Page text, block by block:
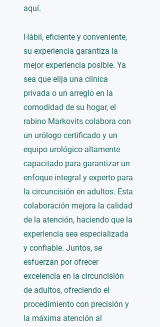
aquí.
Hábil, eficiente y conveniente,
su experiencia garantiza la
mejor experiencia posible. Ya
sea que elija una clínica
privada o un arreglo en la
comodidad de su hogar, el
rabino Markovits colabora con
un urólogo certificado y un
equipo urológico altamente
capacitado para garantizar un
enfoque integral y experto para
la circuncisión en adultos. Esta
colaboración mejora la calidad
de la atención, haciendo que la
experiencia sea especializada
y confiable. Juntos, se
esfuerzan por ofrecer
excelencia en la circuncisión
de adultos, ofreciendo el
procedimiento con precisión y
la máxima atención al